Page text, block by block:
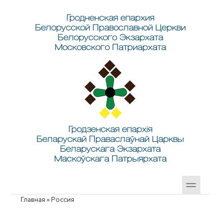
Гродненская епархия
Белорусской Православной Церкви
Белорусского Экзархата
Московского Патриархата
Гродзенская епархія
Беларускай Праваслаўнай Царквы
Беларускага Экзархата
Маскоўскага Патрыярхата
Главная » Россия